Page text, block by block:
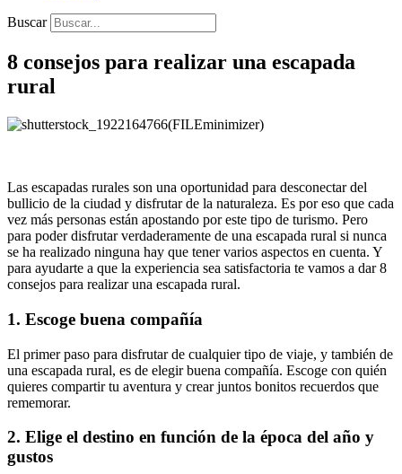
Buscar
8 consejos para realizar una escapada
rural
Las escapadas rurales son una oportunidad para desconectar del
bullicio de la ciudad y disfrutar de la naturaleza. Es por eso que cada
vez más personas están apostando por este tipo de turismo. Pero
para poder disfrutar verdaderamente de una escapada rural si nunca
se ha realizado ninguna hay que tener varios aspectos en cuenta. Y
para ayudarte a que la experiencia sea satisfactoria te vamos a dar 8
consejos para realizar una escapada rural.
1. Escoge buena compañía
El primer paso para disfrutar de cualquier tipo de viaje, y también de
una escapada rural, es de elegir buena compañía. Escoge con quién
quieres compartir tu aventura y crear juntos bonitos recuerdos que
rememorar.
2. Elige el destino en función de la época del año y
gustos